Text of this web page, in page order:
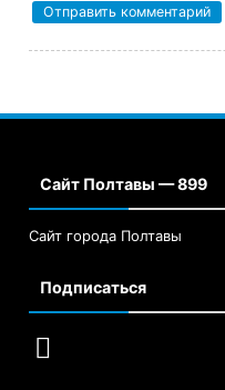
Сайт Полтавы — 899
Сайт города Полтавы
Подписаться